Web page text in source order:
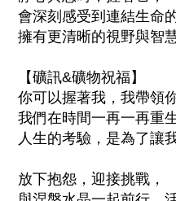
會深刻感受到連結生命
擁有更清晰的視野與智慧
【礦訊&礦物祝福】
你可以握著我，我帶領
我們在時間一再一再重
人生的考驗，是為了讓
放下抱怨，迎接挑戰，